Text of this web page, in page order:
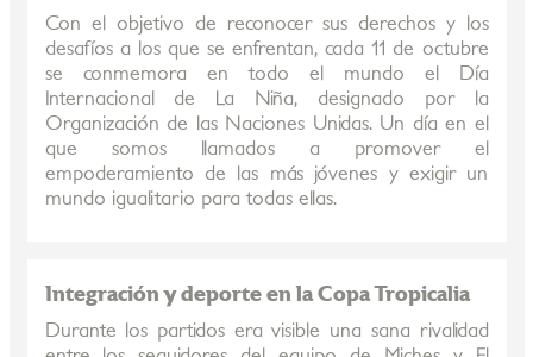
Con el objetivo de reconocer sus derechos y los
desafíos a los que se enfrentan, cada 11 de octubre
se conmemora en todo el mundo el Día
Internacional de La Niña, designado por la
Organización de las Naciones Unidas. Un día en el
que somos llamados a promover el
empoderamiento de las más jóvenes y exigir un
mundo igualitario para todas ellas.
Integración y deporte en la Copa Tropicalia
Durante los partidos era visible una sana rivalidad